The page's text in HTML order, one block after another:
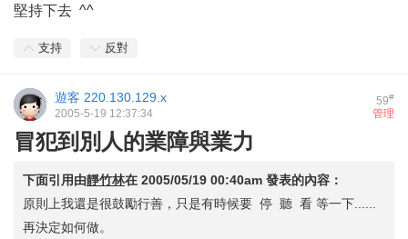
堅持下去 ^^
支持 反對
59#
遊客 220.130.129.x
管理
2005-5-19 12:37:34
冒犯到別人的業障與業力
下面引用由靜竹林在 2005/05/19 00:40am 發表的內容：
原則上我還是很鼓勵行善，只是有時候要 停 聽 看 等一下......
再決定如何做。